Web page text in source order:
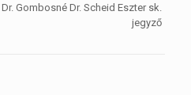
Dr. Gombosné Dr. Scheid Eszter sk.
jegyző